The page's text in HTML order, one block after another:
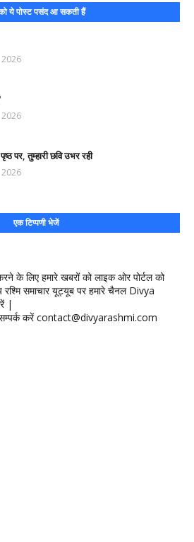
ये पोस्ट पसंद आ सकती हैं
पर, तुम्हारी छवि उभर रही
एक टिप्पणी भेजें
के लिए हमारे खबरों को लाइक ओर पोर्टल को
समाचार यूट्यूब पर हमारे चैनल Divya
|
करें contact@divyarashmi.com